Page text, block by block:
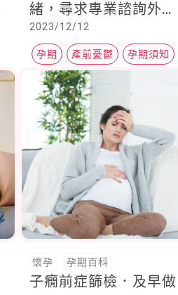
緒，尋求專業諮詢外，
多吃「這一類」食物大
有幫助
2023/12/12
孕期 產前憂鬱 孕期須知
懷孕 孕期百科
子癇前症篩檢．及早做